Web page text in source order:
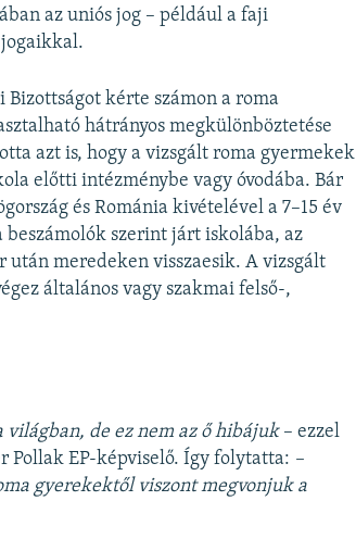
az uniós jog – például a faji
kérte számon a roma
hátrányos megkülönböztetése
azt is, hogy a vizsgált roma gyermekek
előtti intézménybe vagy óvodába. Bár
és Románia kivételével a 7–15 év
szerint járt iskolába, az
után meredeken visszaesik. A vizsgált
általános vagy szakmai felső-,
de ez nem az ő hibájuk– ezzel
Pollak EP-képviselő. Így folytatta: –
gyerekektől viszont megvonjuk a